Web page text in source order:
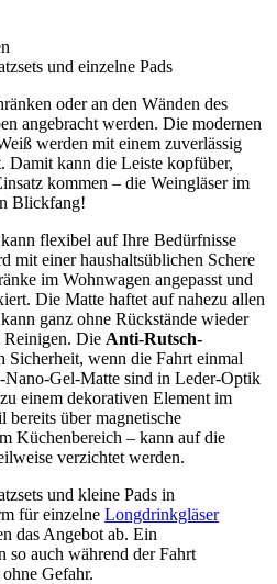
und einzelne Pads
oder an den Wänden des
angebracht werden. Die modernen
werden mit einem zuverlässig
Damit kann die Leiste kopfüber,
kommen – die Weingläser im
Blickfang!
kann flexibel auf Ihre Bedürfnisse
mit einer haushaltsüblichen Schere
im Wohnwagen angepasst und
Die Matte haftet auf nahezu allen
ganz ohne Rückstände wieder
Reinigen. Die Anti-Rutsch-
Sicherheit, wenn die Fahrt einmal
Gel-Matte sind in Leder-Optik
einem dekorativen Element im
über magnetische
Küchenbereich – kann auf die
verzichtet werden.
und kleine Pads in
für einzelne Longdrinkgläser
das Angebot ab. Ein
so auch während der Fahrt
Gefahr.